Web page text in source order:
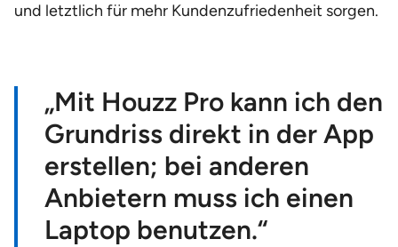
und letztlich für mehr Kundenzufriedenheit sorgen.
„Mit Houzz Pro kann ich den
Grundriss direkt in der App
erstellen; bei anderen
Anbietern muss ich einen
Laptop benutzen.“